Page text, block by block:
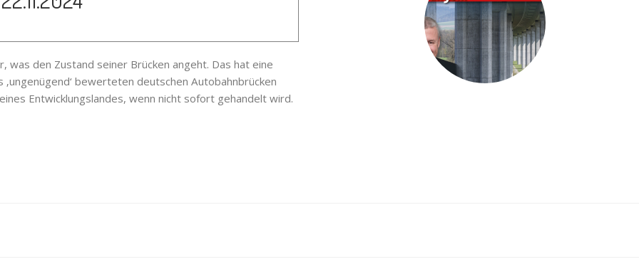
den Zustand seiner Brücken angeht. Das hat eine
bewerteten deutschen Autobahnbrücken
Entwicklungslandes, wenn nicht sofort gehandelt wird.